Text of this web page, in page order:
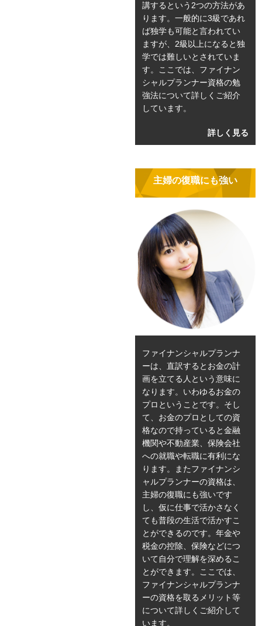
講するという2つの方法があ
ります。一般的に3級であれ
ば独学も可能と言われてい
ますが、2級以上になると独
学では難しいとされていま
す。ここでは、ファイナン
シャルプランナー資格の勉
強法について詳しくご紹介
しています。
詳しく見る
主婦の復職にも強い
ファイナンシャルプランナ
ーは、直訳するとお金の計
画を立てる人という意味に
なります。いわゆるお金の
プロということです。そし
て、お金のプロとしての資
格なので持っていると金融
機関や不動産業、保険会社
への就職や転職に有利にな
ります。またファイナンシ
ャルプランナーの資格は、
主婦の復職にも強いです
し、仮に仕事で活かさなく
ても普段の生活で活かすこ
とができるのです。年金や
税金の控除、保険などにつ
いて自分で理解を深めるこ
とができます。ここでは、
ファイナンシャルプランナ
ーの資格を取るメリット等
について詳しくご紹介して
います。